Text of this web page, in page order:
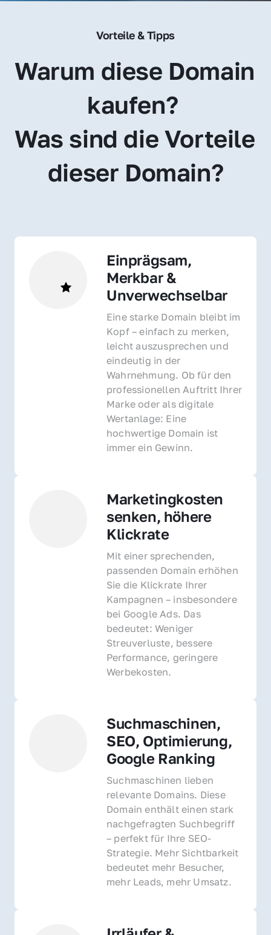
Vorteile & Tipps
Warum diese Domain
kaufen?
Was sind die Vorteile
dieser Domain?
Einprägsam,
Merkbar &
Unverwechselbar
Eine starke Domain bleibt im
Kopf – einfach zu merken,
leicht auszusprechen und
eindeutig in der
Wahrnehmung. Ob für den
professionellen Auftritt Ihrer
Marke oder als digitale
Wertanlage: Eine
hochwertige Domain ist
immer ein Gewinn.
Marketingkosten
senken, höhere
Klickrate
Mit einer sprechenden,
passenden Domain erhöhen
Sie die Klickrate Ihrer
Kampagnen – insbesondere
bei Google Ads. Das
bedeutet: Weniger
Streuverluste, bessere
Performance, geringere
Werbekosten.
Suchmaschinen,
SEO, Optimierung,
Google Ranking
Suchmaschinen lieben
relevante Domains. Diese
Domain enthält einen stark
nachgefragten Suchbegriff
– perfekt für Ihre SEO-
Strategie. Mehr Sichtbarkeit
bedeutet mehr Besucher,
mehr Leads, mehr Umsatz.